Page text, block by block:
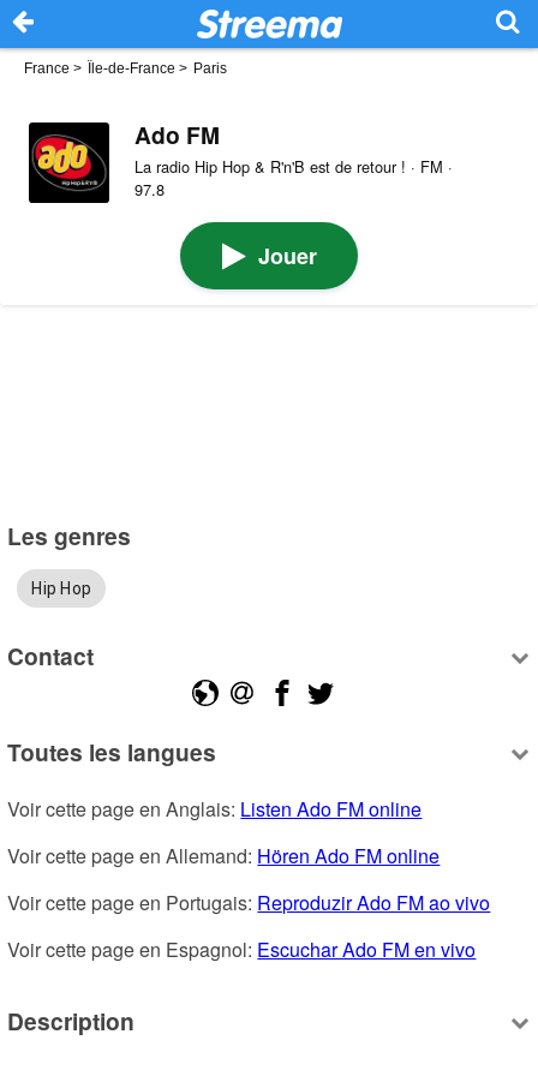
France > Île-de-France > Paris
Ado FM
La radio Hip Hop & R'n'B est de retour ! · FM ·
97.8
Jouer
Les genres
Hip Hop
Contact
Toutes les langues
Voir cette page en Anglais: Listen Ado FM online
Voir cette page en Allemand: Hören Ado FM online
Voir cette page en Portugais: Reproduzir Ado FM ao vivo
Voir cette page en Espagnol: Escuchar Ado FM en vivo
Description